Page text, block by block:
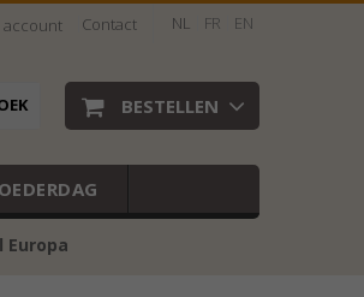
account Contact NL FR EN
BESTELLEN
Europa